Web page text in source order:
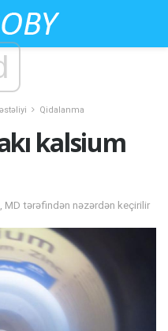
Qidalanma
kalsium
MD tərəfindən nəzərdən keçirilir